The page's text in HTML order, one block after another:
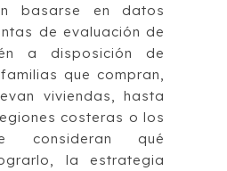
basarse en datos
de evaluación de
a disposición de
que compran,
viviendas, hasta
costeras o los
consideran qué
la estrategia